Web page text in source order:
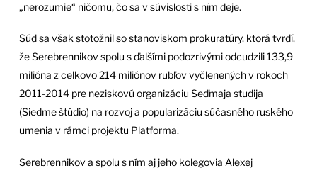
„nerozumie“ ničomu, čo sa v súvislosti s ním deje.
Súd sa však stotožnil so stanoviskom prokuratúry, ktorá tvrdí,
že Serebrennikov spolu s ďalšími podozrivými odcudzili 133,9
milióna z celkovo 214 miliónov rubľov vyčlenených v rokoch
2011-2014 pre neziskovú organizáciu Seďmaja studija
(Siedme štúdio) na rozvoj a popularizáciu súčasného ruského
umenia v rámci projektu Platforma.
Serebrennikov a spolu s ním aj jeho kolegovia Alexej